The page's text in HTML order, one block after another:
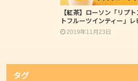
【紅茶】ローソン「リプト
トフルーツインティー」レ
2019年11月23日
タグ